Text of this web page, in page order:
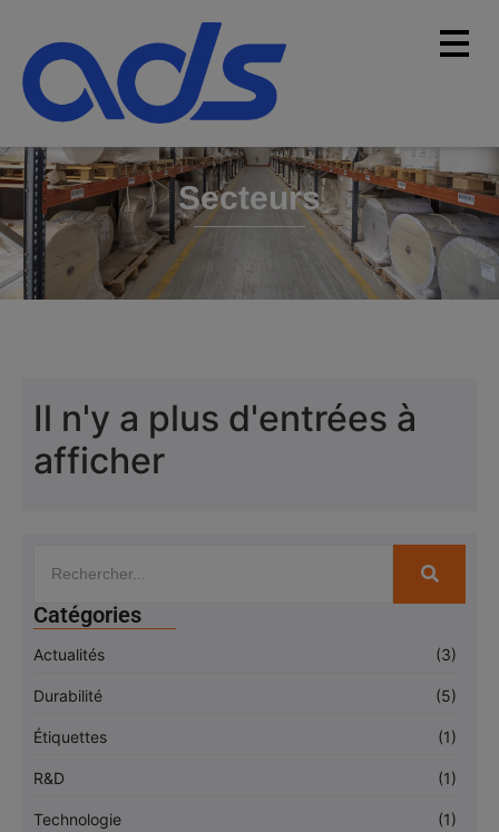
Secteurs
Il n'y a plus d'entrées à
afficher
Catégories
Actualités (3)
Durabilité (5)
Étiquettes (1)
R&D (1)
Technologie (1)